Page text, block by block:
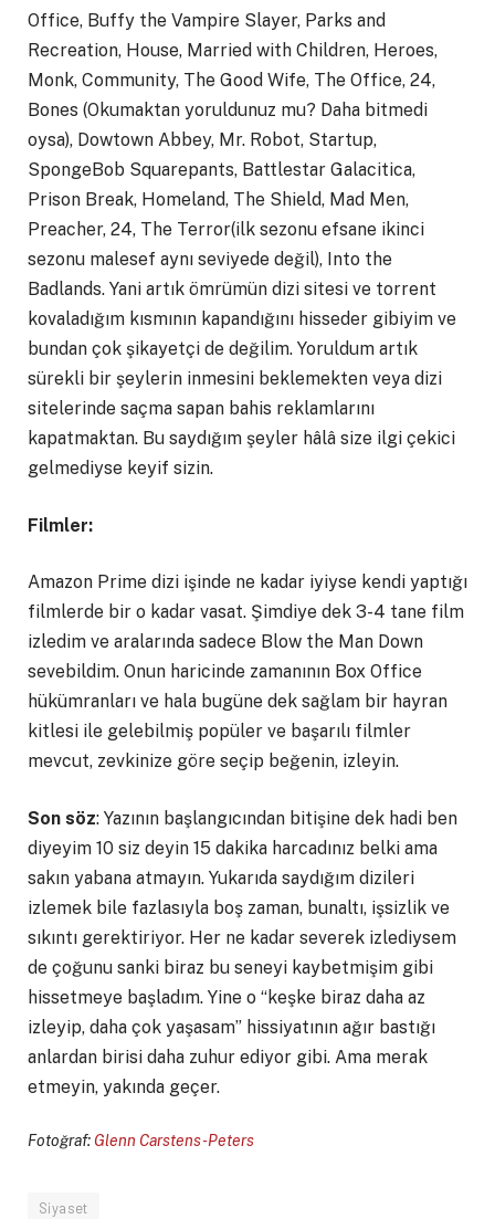
Office, Buffy the Vampire Slayer, Parks and
Recreation, House, Married with Children, Heroes,
Monk, Community, The Good Wife, The Office, 24,
Bones (Okumaktan yoruldunuz mu? Daha bitmedi
oysa), Dowtown Abbey, Mr. Robot, Startup,
SpongeBob Squarepants, Battlestar Galacitica,
Prison Break, Homeland, The Shield, Mad Men,
Preacher, 24, The Terror(ilk sezonu efsane ikinci
sezonu malesef aynı seviyede değil), Into the
Badlands. Yani artık ömrümün dizi sitesi ve torrent
kovaladığım kısmının kapandığını hisseder gibiyim ve
bundan çok şikayetçi de değilim. Yoruldum artık
sürekli bir şeylerin inmesini beklemekten veya dizi
sitelerinde saçma sapan bahis reklamlarını
kapatmaktan. Bu saydığım şeyler hâlâ size ilgi çekici
gelmediyse keyif sizin.
Filmler:
Amazon Prime dizi işinde ne kadar iyiyse kendi yaptığı
filmlerde bir o kadar vasat. Şimdiye dek 3-4 tane film
izledim ve aralarında sadece Blow the Man Down
sevebildim. Onun haricinde zamanının Box Office
hükümranları ve hala bugüne dek sağlam bir hayran
kitlesi ile gelebilmiş popüler ve başarılı filmler
mevcut, zevkinize göre seçip beğenin, izleyin.
Son söz: Yazının başlangıcından bitişine dek hadi ben
diyeyim 10 siz deyin 15 dakika harcadınız belki ama
sakın yabana atmayın. Yukarıda saydığım dizileri
izlemek bile fazlasıyla boş zaman, bunaltı, işsizlik ve
sıkıntı gerektiriyor. Her ne kadar severek izlediysem
de çoğunu sanki biraz bu seneyi kaybetmişim gibi
hissetmeye başladım. Yine o “keşke biraz daha az
izleyip, daha çok yaşasam” hissiyatının ağır bastığı
anlardan birisi daha zuhur ediyor gibi. Ama merak
etmeyin, yakında geçer.
Fotoğraf: Glenn Carstens-Peters
Siyaset